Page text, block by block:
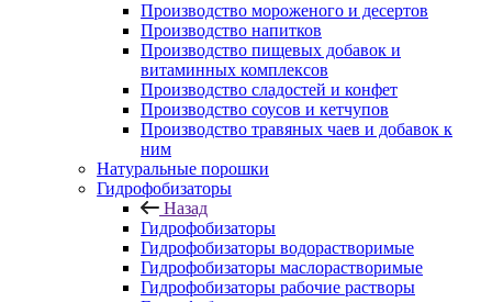
Производство мороженого и десертов
Производство напитков
Производство пищевых добавок и
витаминных комплексов
Производство сладостей и конфет
Производство соусов и кетчупов
Производство травяных чаев и добавок к
ним
Натуральные порошки
Гидрофобизаторы
Назад
Гидрофобизаторы
Гидрофобизаторы водорастворимые
Гидрофобизаторы маслорастворимые
Гидрофобизаторы рабочие растворы